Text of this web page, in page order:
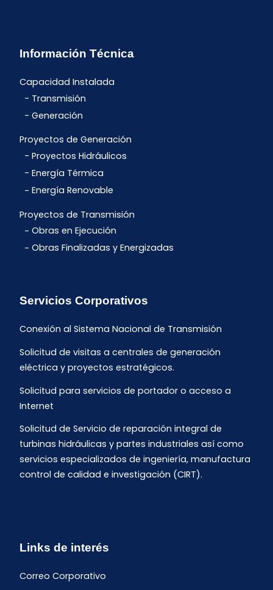
Información Técnica
Capacidad Instalada
Transmisión
Generación
Proyectos de Generación
Proyectos Hidráulicos
Energía Térmica
Energía Renovable
Proyectos de Transmisión
Obras en Ejecución
Obras Finalizadas y Energizadas
Servicios Corporativos
Conexión al Sistema Nacional de Transmisión
Solicitud de visitas a centrales de generación
eléctrica y proyectos estratégicos.
Solicitud para servicios de portador o acceso a
Internet
Solicitud de Servicio de reparación integral de
turbinas hidráulicas y partes industriales así como
servicios especializados de ingeniería, manufactura
control de calidad e investigación (CIRT).
Links de interés
Correo Corporativo